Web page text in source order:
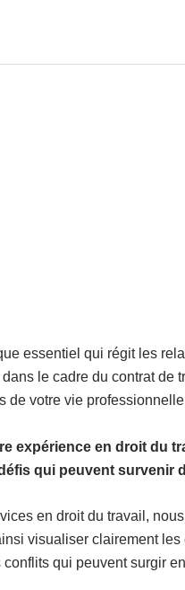
essentiel qui régit les
le cadre du contrat
de votre vie
expérience en droit du
qui peuvent survenir
en droit du travail,
visualiser clairement
qui peuvent surgir